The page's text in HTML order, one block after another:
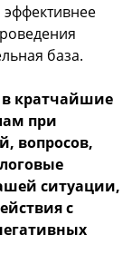
база.
кратчайшие
при
вопросов,
ситуации,
с